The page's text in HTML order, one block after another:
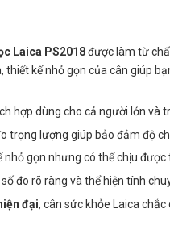
Laica PS2018được làm từ
thiết kế nhỏ gọn của cân giúp
hợp dùng cho cả người lớn và
trọng lượng giúp bảo đảm độ
nhỏ gọn nhưng có thể chịu
đo rõ ràng và thể hiện tính
đại, cân sức khỏe Laica